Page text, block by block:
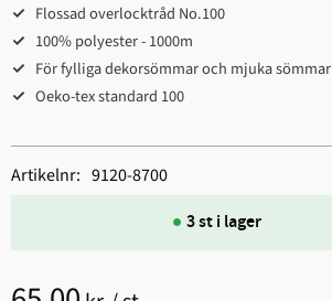
Flossad overlocktråd No.100
100% polyester - 1000m
För fylliga dekorsömmar och mjuka sömmar
Oeko-tex standard 100
3 st i lager
Artikelnr 9120-8700